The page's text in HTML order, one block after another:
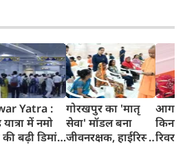
Yatra :
में नमो
बढ़ी डिमांड,
गोरखपुर का 'मातृ
सेवा' मॉडल बना
जीवनरक्षक, हाईरिस्क
आगरा
रिवर